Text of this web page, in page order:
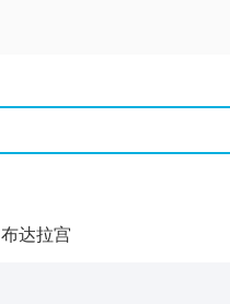
布达拉宫